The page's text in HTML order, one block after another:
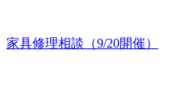
家具修理相談（9/20開催）